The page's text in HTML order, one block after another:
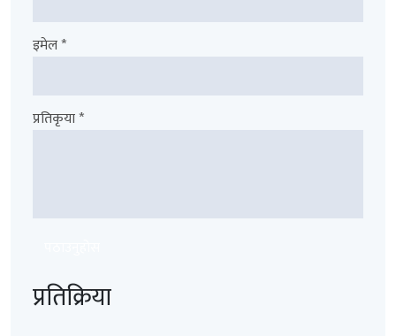
इमेल *
प्रतिकृया *
प्रतिक्रिया